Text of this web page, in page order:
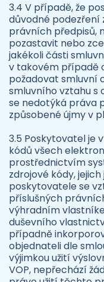
3.4 V případě, že
důvodné podezření
právních předpisů,
pozastavit nebo
jakékoli části
v takovém případě
požadovat smluvní
smluvního vztahu s
se nedotýká práva
způsobené újmy v
3.5 Poskytovatel je
kódů všech
prostřednictvím
zdrojové kódy,
poskytovatele se
příslušných
výhradním
duševního
případně
objednateli dle
výjimkou užití
VOP, nepřechází